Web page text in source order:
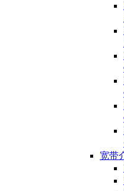
宽带